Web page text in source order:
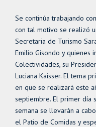
Se continúa trabajando
con tal motivo se realizó
Secretaria de Turismo
Emilio Gisondo y quienes
Colectividades, su
Luciana Kaisser. El tema
en que se realizará este
septiembre. El primer día
semana se llevarán a
el Patio de Comidas y